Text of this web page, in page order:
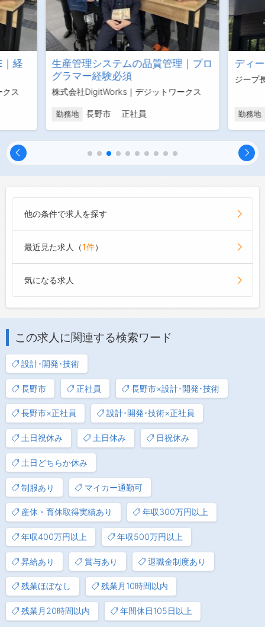
｜経
ス
生産管理システムの品質管理｜プロ
グラマー経験必須
株式会社DigitWorks｜デジットワークス
勤務地 長野市 正社員
ディ
ジープ
勤務地
他の条件で求人を探す
最近見た求人（1件）
気になる求人
この求人に関連する検索ワード
設計･開発･技術
長野市 正社員 長野市×設計･開発･技術
長野市×正社員 設計･開発･技術×正社員
土日祝休み 土日休み 日祝休み
土日どちらか休み
制服あり マイカー通勤可
産休・育休取得実績あり 年収300万円以上
年収400万円以上 年収500万円以上
昇給あり 賞与あり 退職金制度あり
残業ほぼなし 残業月10時間以内
残業月20時間以内 年間休日105日以上